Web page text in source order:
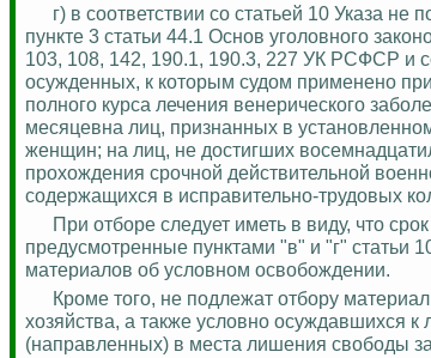
г) в соответствии со статьей 10 Указа
пункте 3 статьи 44.1 Основ уголовного
103, 108, 142, 190.1, 190.3, 227 УК РСФСР и
осужденных, к которым судом применено
полного курса лечения венерического
месяцевна лиц, признанных в
женщин; на лиц, не достигших
прохождения срочной действительной
содержащихся в исправительно-трудовых
При отборе следует иметь в виду, что
предусмотренные пунктами "в" и "г" статьи
материалов об условном освобождении.
Кроме того, не подлежат отбору
хозяйства, а также условно осуждавшихся к
(направленных) в места лишения свободы